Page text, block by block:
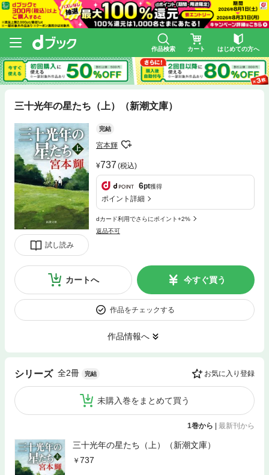
作品検索 カート はじめての方へ
三十光年の星たち（上）（新潮文庫）
試し読み
完結
宮本輝
737 (税込)
6pt獲得
ポイント詳細
dカード利用でさらにポイント+2%
返品不可
カートへ 今すぐ買う
作品をチェックする
作品情報へ
シリーズ 全2冊 完結 お気に入り登録
未購入巻をまとめて買う
1巻から | 最新刊から
三十光年の星たち（上）（新潮文庫）
737